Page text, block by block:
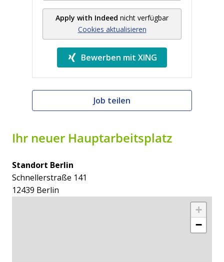
Apply with Indeed nicht verfügbar
Cookies aktualisieren
Bewerben mit XING
Job teilen
Ihr neuer Hauptarbeitsplatz
Standort Berlin
Schnellerstraße 141
12439 Berlin
+
−